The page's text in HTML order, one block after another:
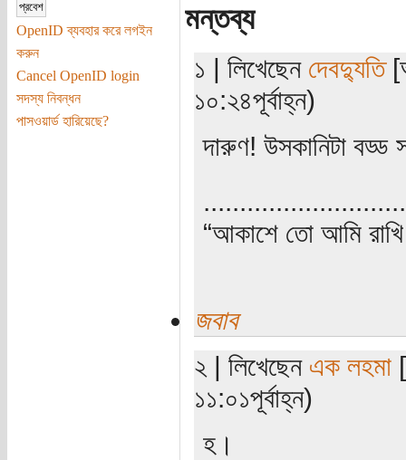
OpenID ব্যবহার করে লগইন
করুন
Cancel OpenID login
সদস্য নিবন্ধন
পাসওয়ার্ড হারিয়েছে?
মন্তব্য
১ | লিখেছেন দেবদ্যুতি
১০:২৪পূর্বাহ্ন)
দারুণ! উসকানিটা বড্ড
“আকাশে তো আমি রাখি
জবাব
২ | লিখেছেন এক লহমা
১১:০১পূর্বাহ্ন)
হ।